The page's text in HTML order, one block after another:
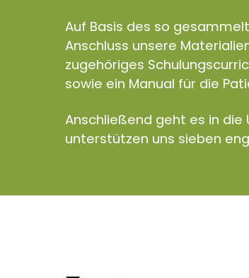
Auf Basis des so
Anschluss unsere
zugehöriges
sowie ein Manual für die
Anschließend geht es in die
unterstützen uns sieben